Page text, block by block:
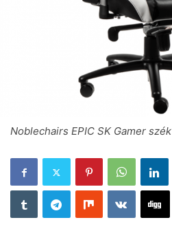
Noblechairs EPIC SK Gamer szék